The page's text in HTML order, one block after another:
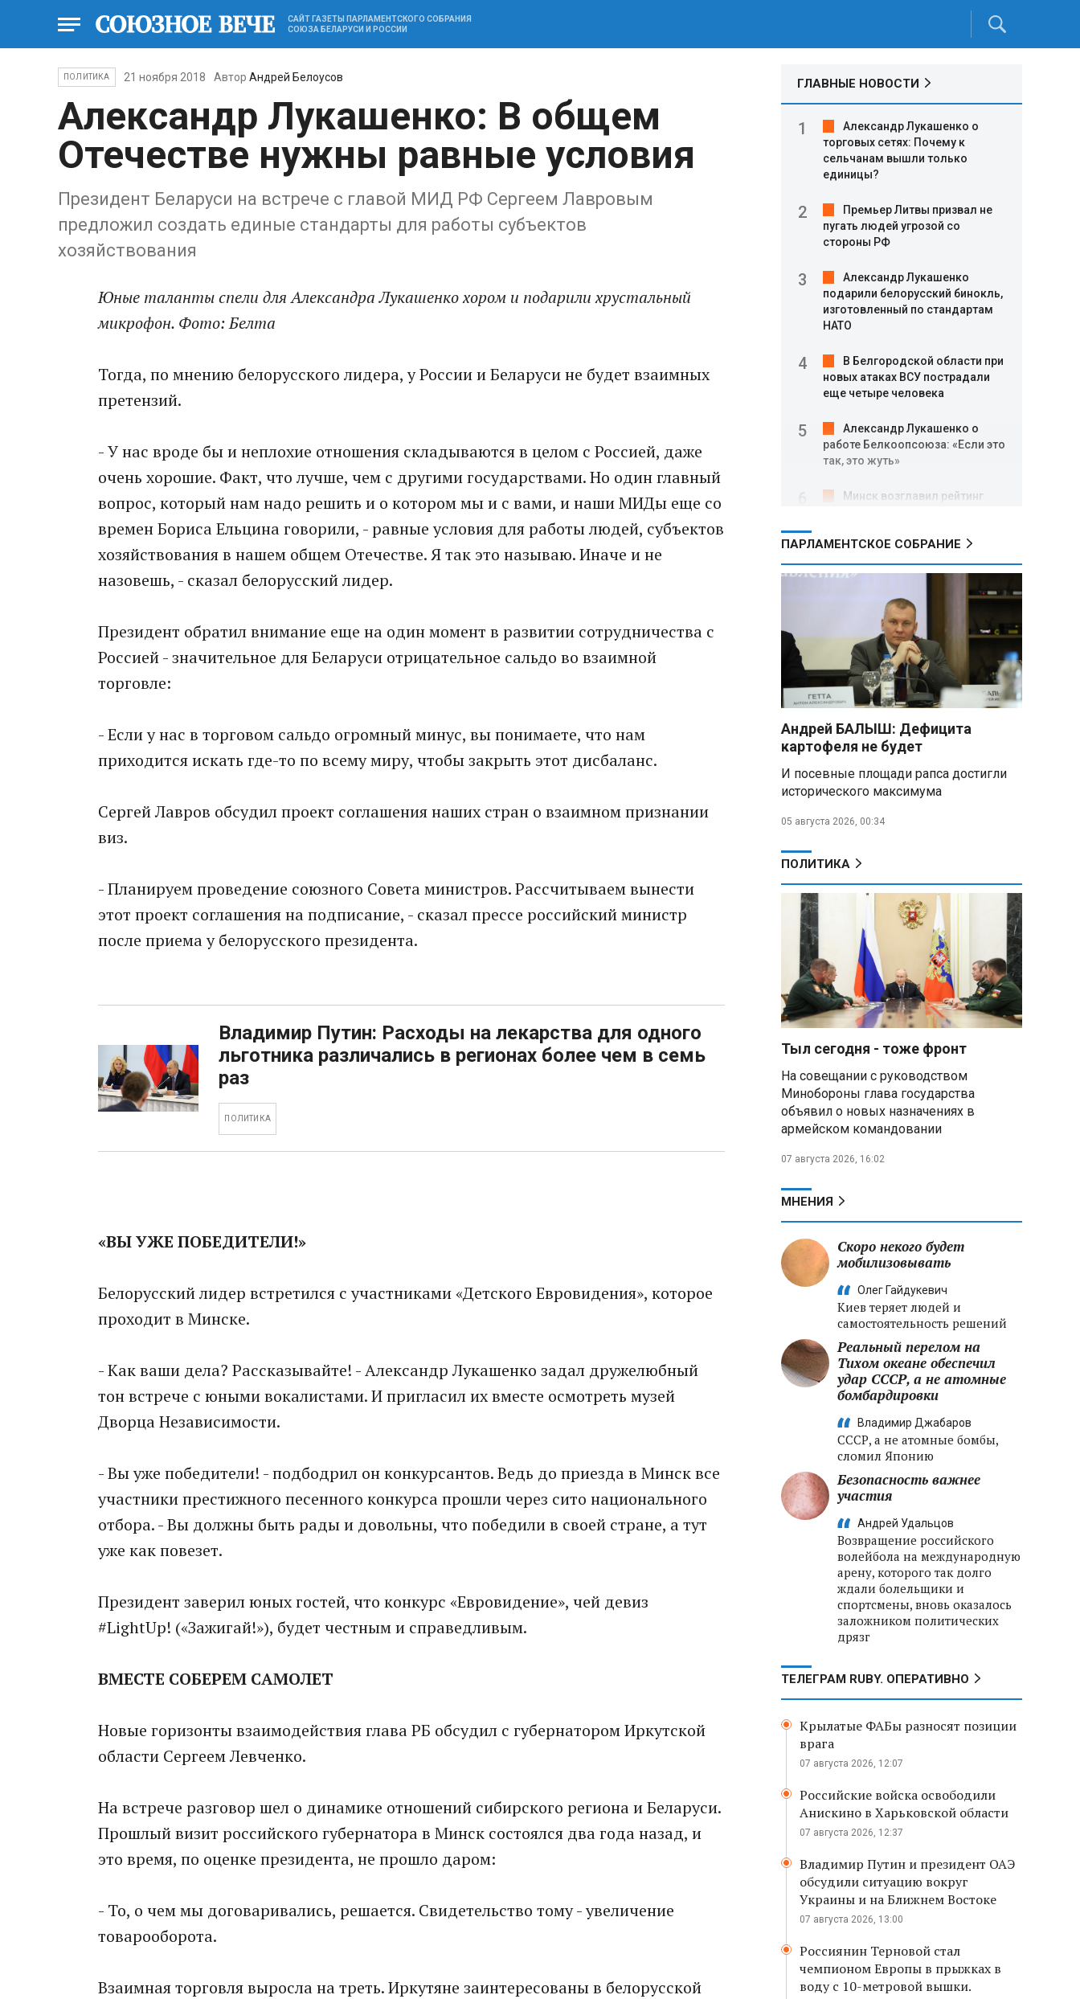
САЙТ ГАЗЕТЫ ПАРЛАМЕНТСКОГО СОБРАНИЯ
СОЮЗА БЕЛАРУСИ И РОССИИ
ПОЛИТИКА 21 ноября 2018 Автор Андрей Белоусов
Александр Лукашенко: В общем
Отечестве нужны равные условия
Президент Беларуси на встрече с главой МИД РФ Сергеем Лавровым
предложил создать единые стандарты для работы субъектов
хозяйствования
Юные таланты спели для Александра Лукашенко хором и подарили хрустальный
микрофон. Фото: Белта
Тогда, по мнению белорусского лидера, у России и Беларуси не будет взаимных
претензий.
- У нас вроде бы и неплохие отношения складываются в целом с Россией, даже
очень хорошие. Факт, что лучше, чем с другими государствами. Но один главный
вопрос, который нам надо решить и о котором мы и с вами, и наши МИДы еще со
времен Бориса Ельцина говорили, - равные условия для работы людей, субъектов
хозяйствования в нашем общем Отечестве. Я так это называю. Иначе и не
назовешь, - сказал белорусский лидер.
Президент обратил внимание еще на один момент в развитии сотрудничества с
Россией - значительное для Беларуси отрицательное сальдо во взаимной
торговле:
- Если у нас в торговом сальдо огромный минус, вы понимаете, что нам
приходится искать где-то по всему миру, чтобы закрыть этот дисбаланс.
Сергей Лавров обсудил проект соглашения наших стран о взаимном признании
виз.
- Планируем проведение союзного Совета министров. Рассчитываем вынести
этот проект соглашения на подписание, - сказал прессе российский министр
после приема у белорусского президента.
Владимир Путин: Расходы на лекарства для одного
льготника различались в регионах более чем в семь
раз
ПОЛИТИКА
«ВЫ УЖЕ ПОБЕДИТЕЛИ!»
Белорусский лидер встретился с участниками «Детского Евровидения», которое
проходит в Минске.
- Как ваши дела? Рассказывайте! - Александр Лукашенко задал дружелюбный
тон встрече с юными вокалистами. И пригласил их вместе осмотреть музей
Дворца Независимости.
- Вы уже победители! - подбодрил он конкурсантов. Ведь до приезда в Минск все
участники престижного песенного конкурса прошли через сито национального
отбора. - Вы должны быть рады и довольны, что победили в своей стране, а тут
уже как повезет.
Президент заверил юных гостей, что конкурс «Евровидение», чей девиз
#LightUp! («Зажигай!»), будет честным и справедливым.
ВМЕСТЕ СОБЕРЕМ САМОЛЕТ
Новые горизонты взаимодействия глава РБ обсудил с губернатором Иркутской
области Сергеем Левченко.
На встрече разговор шел о динамике отношений сибирского региона и Беларуси.
Прошлый визит российского губернатора в Минск состоялся два года назад, и
это время, по оценке президента, не прошло даром:
- То, о чем мы договаривались, решается. Свидетельство тому - увеличение
товарооборота.
Взаимная торговля выросла на треть. Иркутяне заинтересованы в белорусской
ГЛАВНЫЕ НОВОСТИ
Александр Лукашенко о
торговых сетях: Почему к
сельчанам вышли только
единицы?
Премьер Литвы призвал не
пугать людей угрозой со
стороны РФ
Александр Лукашенко
подарили белорусский бинокль,
изготовленный по стандартам
НАТО
В Белгородской области при
новых атаках ВСУ пострадали
еще четыре человека
Александр Лукашенко о
работе Белкоопсоюза: «Если это
так, это жуть»
Минск возглавил рейтинг
Минобороны РФ: при
освобождении Анискино ВСУ
понесли большие потери, часть
военных сдалась в плен
Александр Лукашенко:
Россияне «услышали батьку» и
скупают пустующие дома в
белорусских деревнях
Алесандр Лукашенко назвал
работу сельской торговли
возмутился «просрочкой и
тухлятиной»
Владимир Путин обсудил с
меры по защите инфраструктуры
Минобороны РФ: «Искандер»
уничтожил эшелон с техникой
ВСУ в Днепропетровской
области
Главы правительств ЕАЭС
подписали три соглашения по
e‑торговле, биржевому рынку и
ученым званиям
Александр Лукашенко:
Хотите «собирать сливки» в
городах — отвечайте и за
отдалённые деревни
Минобороны РФ: установлен
Харьковской области
криптообменников в «Москва-
Сити», через которую
украинские call-центры
выводили похищенные деньги
ПАРЛАМЕНТСКОЕ СОБРАНИЕ
Андрей БАЛЫШ: Дефицита
картофеля не будет
И посевные площади рапса достигли
исторического максимума
05 августа 2026, 00:34
ПОЛИТИКА
Тыл сегодня - тоже фронт
На совещании с руководством
Минобороны глава государства
объявил о новых назначениях в
армейском командовании
07 августа 2026, 16:02
МНЕНИЯ
Скоро некого будет
мобилизовывать
Олег Гайдукевич
Киев теряет людей и
самостоятельность решений
Реальный перелом на
Тихом океане обеспечил
удар СССР, а не атомные
бомбардировки
Владимир Джабаров
СССР, а не атомные бомбы,
сломил Японию
Безопасность важнее
участия
Андрей Удальцов
Возвращение российского
волейбола на международную
арену, которого так долго
ждали болельщики и
спортсмены, вновь оказалось
заложником политических
дрязг
ТЕЛЕГРАМ RUBY. ОПЕРАТИВНО
Крылатые ФАБы разносят позиции
врага
07 августа 2026, 12:07
Российские войска освободили
Анискино в Харьковской области
07 августа 2026, 12:37
Владимир Путин и президент ОАЭ
обсудили ситуацию вокруг
Украины и на Ближнем Востоке
07 августа 2026, 13:00
Россиянин Терновой стал
чемпионом Европы в прыжках в
воду с 10-метровой вышки.